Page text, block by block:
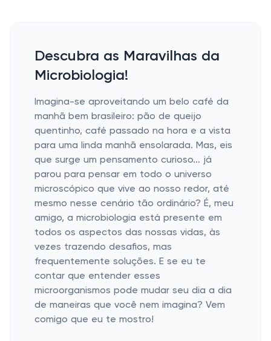
Descubra as Maravilhas da
Microbiologia!
Imagina-se aproveitando um belo café da
manhã bem brasileiro: pão de queijo
quentinho, café passado na hora e a vista
para uma linda manhã ensolarada. Mas, eis
que surge um pensamento curioso... já
parou para pensar em todo o universo
microscópico que vive ao nosso redor, até
mesmo nesse cenário tão ordinário? É, meu
amigo, a microbiologia está presente em
todos os aspectos das nossas vidas, às
vezes trazendo desafios, mas
frequentemente soluções. E se eu te
contar que entender esses
microorganismos pode mudar seu dia a dia
de maneiras que você nem imagina? Vem
comigo que eu te mostro!